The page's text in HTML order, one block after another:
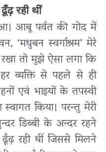
रही थीं
आबू पर्वत की गोद में
‘मधुबन स्वर्गाश्रम’ मेरे
तो मुझे ऐसा लगा कि
व्यक्ति से पहले से ही
एवं भाइयों के तपस्वी
किया। परन्तु मेरी
डिब्बी के अन्दर रहने
ढूँढ़ रही थीं जिससे मिलने